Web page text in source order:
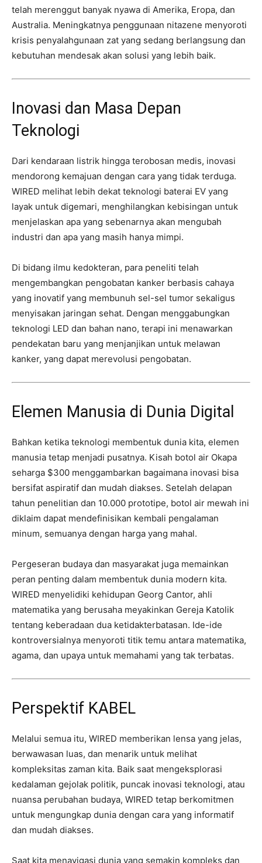
telah merenggut banyak nyawa di Amerika, Eropa, dan
Australia. Meningkatnya penggunaan nitazene menyoroti
krisis penyalahgunaan zat yang sedang berlangsung dan
kebutuhan mendesak akan solusi yang lebih baik.
Inovasi dan Masa Depan
Teknologi
Dari kendaraan listrik hingga terobosan medis, inovasi
mendorong kemajuan dengan cara yang tidak terduga.
WIRED melihat lebih dekat teknologi baterai EV yang
layak untuk digemari, menghilangkan kebisingan untuk
menjelaskan apa yang sebenarnya akan mengubah
industri dan apa yang masih hanya mimpi.
Di bidang ilmu kedokteran, para peneliti telah
mengembangkan pengobatan kanker berbasis cahaya
yang inovatif yang membunuh sel-sel tumor sekaligus
menyisakan jaringan sehat. Dengan menggabungkan
teknologi LED dan bahan nano, terapi ini menawarkan
pendekatan baru yang menjanjikan untuk melawan
kanker, yang dapat merevolusi pengobatan.
Elemen Manusia di Dunia Digital
Bahkan ketika teknologi membentuk dunia kita, elemen
manusia tetap menjadi pusatnya. Kisah botol air Okapa
seharga $300 menggambarkan bagaimana inovasi bisa
bersifat aspiratif dan mudah diakses. Setelah delapan
tahun penelitian dan 10.000 prototipe, botol air mewah ini
diklaim dapat mendefinisikan kembali pengalaman
minum, semuanya dengan harga yang mahal.
Pergeseran budaya dan masyarakat juga memainkan
peran penting dalam membentuk dunia modern kita.
WIRED menyelidiki kehidupan Georg Cantor, ahli
matematika yang berusaha meyakinkan Gereja Katolik
tentang keberadaan dua ketidakterbatasan. Ide-ide
kontroversialnya menyoroti titik temu antara matematika,
agama, dan upaya untuk memahami yang tak terbatas.
Perspektif KABEL
Melalui semua itu, WIRED memberikan lensa yang jelas,
berwawasan luas, dan menarik untuk melihat
kompleksitas zaman kita. Baik saat mengeksplorasi
kedalaman gejolak politik, puncak inovasi teknologi, atau
nuansa perubahan budaya, WIRED tetap berkomitmen
untuk mengungkap dunia dengan cara yang informatif
dan mudah diakses.
Saat kita menavigasi dunia yang semakin kompleks dan